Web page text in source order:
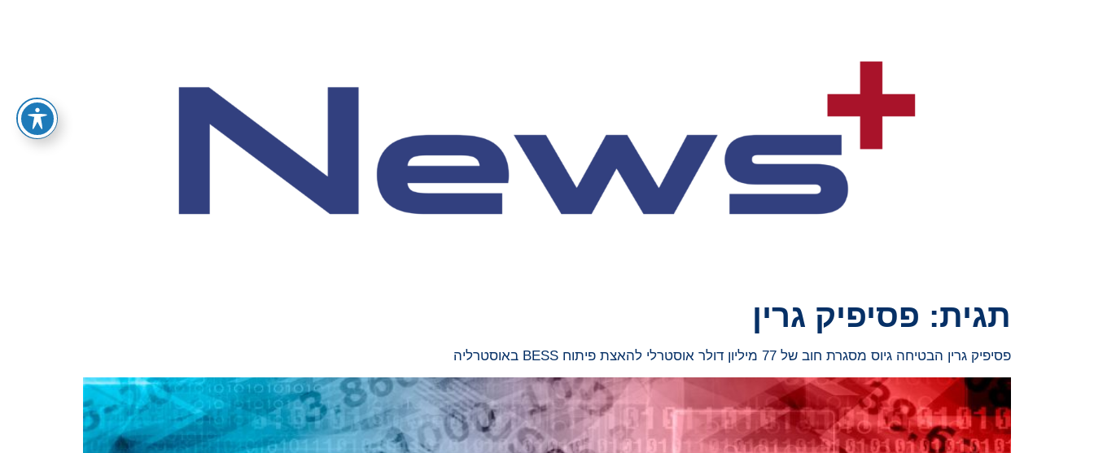
תגית: פסיפיק גרין
פסיפיק גרין הבטיחה גיוס מסגרת חוב של 77 מיליון דולר אוסטרלי להאצת פיתוח BESS באוסטרליה